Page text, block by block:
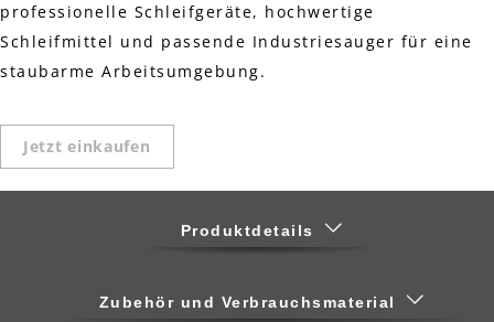
professionelle Schleifgeräte, hochwertige
Schleifmittel und passende Industriesauger für eine
staubarme Arbeitsumgebung.
Jetzt einkaufen
Produktdetails
Zubehör und Verbrauchsmaterial